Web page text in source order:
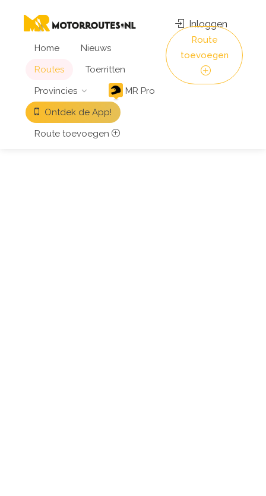
Home
Nieuws
Routes
Toerritten
Provincies
MR Pro
Ontdek de App!
Route toevoegen
Inloggen
Route
toevoegen